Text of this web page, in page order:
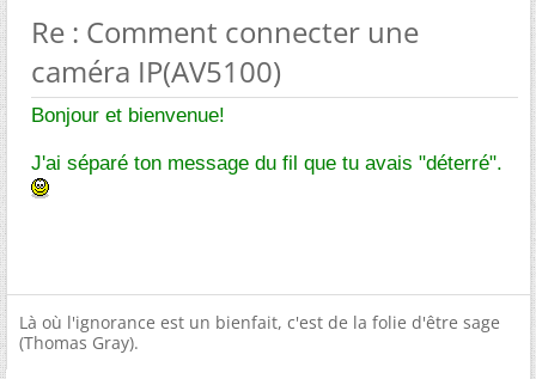
Re : Comment connecter une
caméra IP(AV5100)
Bonjour et bienvenue!
J'ai séparé ton message du fil que tu avais "déterré".
Là où l'ignorance est un bienfait, c'est de la folie d'être sage
(Thomas Gray).